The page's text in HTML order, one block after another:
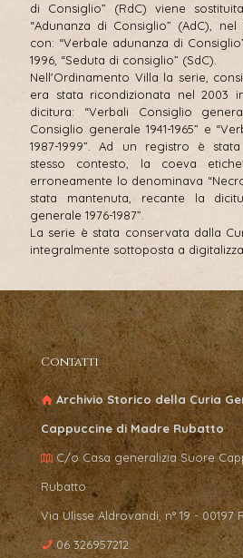
di Consiglio” (RdC) viene
“Adunanza di Consiglio” (AdC),
con: “Verbale adunanza di
1996, “Seduta di consiglio” (SdC).
Nell'Ordinamento Villa la serie,
era stata ricondizionata nel 2003
dicitura: “Verbali Consiglio
Consiglio generale 1941-1965” e
1987-1999”. Ad un registro è
stesso contesto, la coeva
erroneamente lo denominava
stata mantenuta, recante la
generale 1976-1987”.
La serie è stata conservata dalla
integralmente sottoposta a
Contatti
Archivio Storico della Curia
Cappuccine di Madre Rubatto
C/o Casa generalizia Suore
Rubatto
Via Ulisse Aldrovandi, n° 19 - 00197
06 326957212